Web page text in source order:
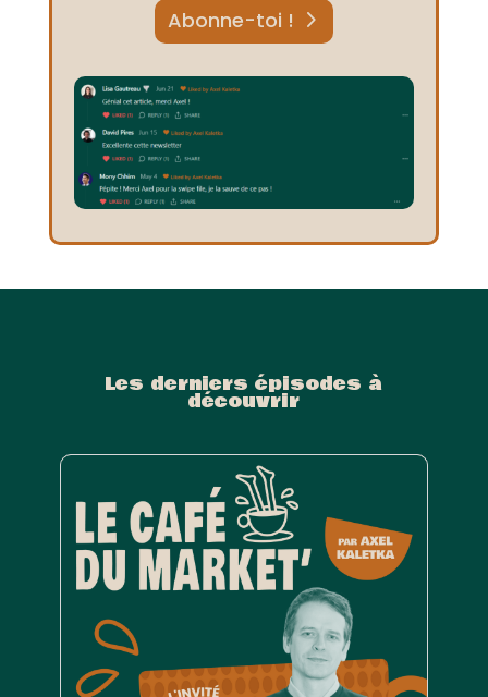
Abonne-toi !
Les derniers épisodes à
découvrir